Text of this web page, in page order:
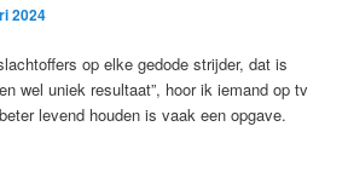
2024
op elke gedode strijder, dat is
wel uniek resultaat”, hoor ik iemand op tv
levend houden is vaak een opgave.